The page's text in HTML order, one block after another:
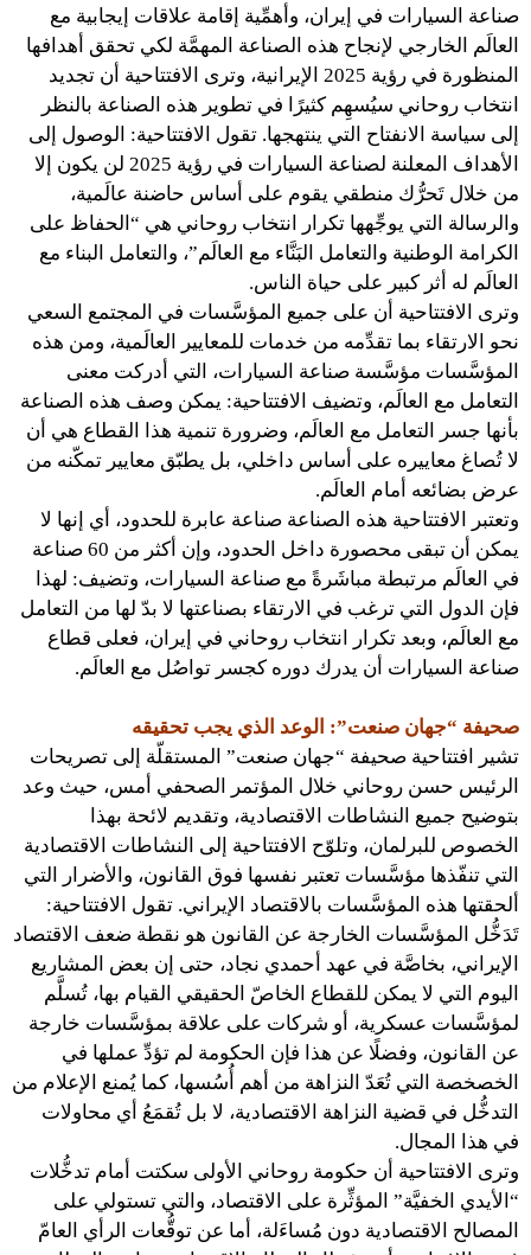
صناعة السيارات في إيران، وأهمِّية إقامة علاقات إيجابية مع
العالَم الخارجي لإنجاح هذه الصناعة المهمَّة لكي تحقق أهدافها
المنظورة في رؤية 2025 الإيرانية، وترى الافتتاحية أن تجديد
انتخاب روحاني سيُسهِم كثيرًا في تطوير هذه الصناعة بالنظر
إلى سياسة الانفتاح التي ينتهجها. تقول الافتتاحية: الوصول إلى
الأهداف المعلنة لصناعة السيارات في رؤية 2025 لن يكون إلا
من خلال تَحرُّك منطقي يقوم على أساس حاضنة عالَمية،
والرسالة التي يوجِّهها تكرار انتخاب روحاني هي “الحفاظ على
الكرامة الوطنية والتعامل البَنَّاء مع العالَم”، والتعامل البناء مع
العالَم له أثر كبير على حياة الناس.
وترى الافتتاحية أن على جميع المؤسَّسات في المجتمع السعي
نحو الارتقاء بما تقدِّمه من خدمات للمعايير العالَمية، ومن هذه
المؤسَّسات مؤسَّسة صناعة السيارات، التي أدركت معنى
التعامل مع العالَم، وتضيف الافتتاحية: يمكن وصف هذه الصناعة
بأنها جسر التعامل مع العالَم، وضرورة تنمية هذا القطاع هي أن
لا تُصاغ معاييره على أساس داخلي، بل يطبّق معايير تمكّنه من
عرض بضائعه أمام العالَم.
وتعتبر الافتتاحية هذه الصناعة صناعة عابرة للحدود، أي إنها لا
يمكن أن تبقى محصورة داخل الحدود، وإن أكثر من 60 صناعة
في العالَم مرتبطة مباشَرةً مع صناعة السيارات، وتضيف: لهذا
فإن الدول التي ترغب في الارتقاء بصناعتها لا بدّ لها من التعامل
مع العالَم، وبعد تكرار انتخاب روحاني في إيران، فعلى قطاع
صناعة السيارات أن يدرك دوره كجسر تواصُل مع العالَم.
صحيفة “جهان صنعت”: الوعد الذي يجب تحقيقه
تشير افتتاحية صحيفة “جهان صنعت” المستقلّة إلى تصريحات
الرئيس حسن روحاني خلال المؤتمر الصحفي أمس، حيث وعد
بتوضيح جميع النشاطات الاقتصادية، وتقديم لائحة بهذا
الخصوص للبرلمان، وتلوّح الافتتاحية إلى النشاطات الاقتصادية
التي تنفّذها مؤسَّسات تعتبر نفسها فوق القانون، والأضرار التي
ألحقتها هذه المؤسَّسات بالاقتصاد الإيراني. تقول الافتتاحية:
تَدَخُّل المؤسَّسات الخارجة عن القانون هو نقطة ضعف الاقتصاد
الإيراني، بخاصَّة في عهد أحمدي نجاد، حتى إن بعض المشاريع
اليوم التي لا يمكن للقطاع الخاصّ الحقيقي القيام بها، تُسلَّم
لمؤسَّسات عسكرية، أو شركات على علاقة بمؤسَّسات خارجة
عن القانون، وفضلًا عن هذا فإن الحكومة لم تؤدِّ عملها في
الخصخصة التي تُعَدّ النزاهة من أهم أُسُسها، كما يُمنع الإعلام من
التدخُّل في قضية النزاهة الاقتصادية، لا بل تُقمَعُ أي محاولات
في هذا المجال.
وترى الافتتاحية أن حكومة روحاني الأولى سكتت أمام تدخُّلات
“الأيدي الخفيَّة” المؤثِّرة على الاقتصاد، والتي تستولي على
المصالح الاقتصادية دون مُساءَلة، أما عن توقُّعات الرأي العامّ